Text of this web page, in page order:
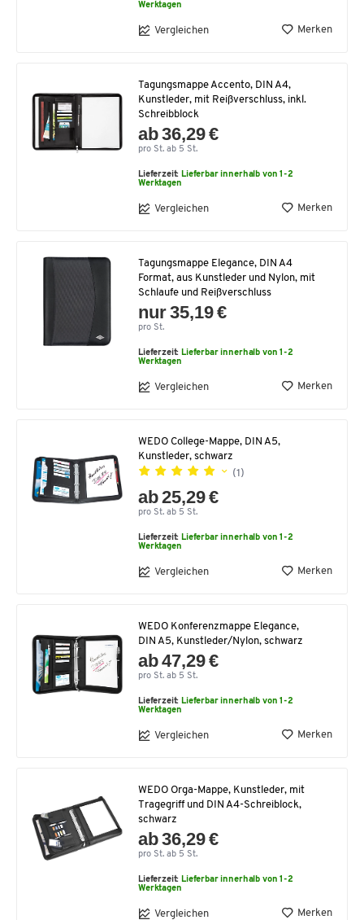
Werktagen
Vergleichen Merken
Tagungsmappe Accento, DIN A4,
Kunstleder, mit Reißverschluss, inkl.
Schreibblock
ab 36,29 €
pro St. ab 5 St.
Lieferzeit: Lieferbar innerhalb von 1-2
Werktagen
Vergleichen Merken
Tagungsmappe Elegance, DIN A4
Format, aus Kunstleder und Nylon, mit
Schlaufe und Reißverschluss
nur 35,19 €
pro St.
Lieferzeit: Lieferbar innerhalb von 1-2
Werktagen
Vergleichen Merken
WEDO College-Mappe, DIN A5,
Kunstleder, schwarz
(1)
ab 25,29 €
pro St. ab 5 St.
Lieferzeit: Lieferbar innerhalb von 1-2
Werktagen
Vergleichen Merken
WEDO Konferenzmappe Elegance,
DIN A5, Kunstleder/Nylon, schwarz
ab 47,29 €
pro St. ab 5 St.
Lieferzeit: Lieferbar innerhalb von 1-2
Werktagen
Vergleichen Merken
WEDO Orga-Mappe, Kunstleder, mit
Tragegriff und DIN A4-Schreiblock,
schwarz
ab 36,29 €
pro St. ab 5 St.
Lieferzeit: Lieferbar innerhalb von 1-2
Werktagen
Vergleichen Merken